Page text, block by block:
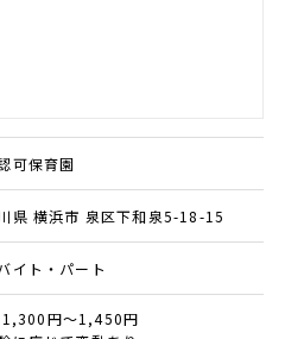
可保育園
県 横浜市 泉区下和泉5-18-15
イト・パート
円～1,450円